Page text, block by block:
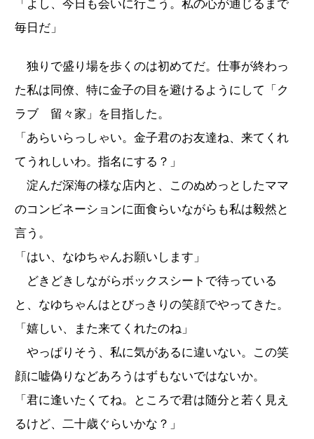
「よし、今日も会いに行こう。私の心が通じるまで
毎日だ」
独りで盛り場を歩くのは初めてだ。仕事が終わっ
た私は同僚、特に金子の目を避けるようにして「ク
ラブ 留々家」を目指した。
「あらいらっしゃい。金子君のお友達ね、来てくれ
てうれしいわ。指名にする？」
淀んだ深海の様な店内と、このぬめっとしたママ
のコンビネーションに面食らいながらも私は毅然と
言う。
「はい、なゆちゃんお願いします」
どきどきしながらボックスシートで待っている
と、なゆちゃんはとびっきりの笑顔でやってきた。
「嬉しい、また来てくれたのね」
やっぱりそう、私に気があるに違いない。この笑
顔に嘘偽りなどあろうはずもないではないか。
「君に逢いたくてね。ところで君は随分と若く見え
るけど、二十歳ぐらいかな？」